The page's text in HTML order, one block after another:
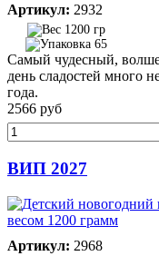
Артикул: 2932
1200 гр
65
Самый чудесный,
день сладостей много
года.
2566 руб
ВИП 2027
Артикул: 2968